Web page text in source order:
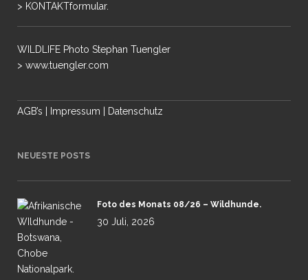
> KONTAKTformular.
WILDLIFE Photo Stephan Tuengler
> www.tuengler.com
AGB’s Impressum Datenschutz
NEUESTE POSTS
Foto des Monats 08/26 – Wildhunde.
30 Juli, 2026